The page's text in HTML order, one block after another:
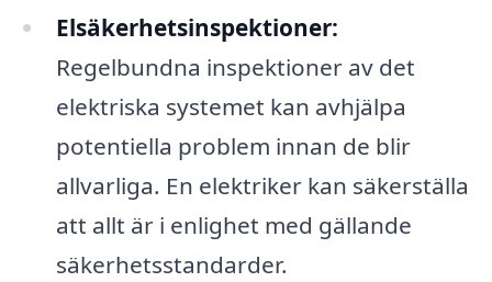
Elsäkerhetsinspektioner:
Regelbundna inspektioner av det
elektriska systemet kan avhjälpa
potentiella problem innan de blir
allvarliga. En elektriker kan säkerställa
att allt är i enlighet med gällande
säkerhetsstandarder.